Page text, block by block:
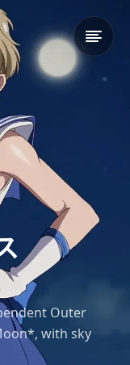
Outer
with sky
and skilled in